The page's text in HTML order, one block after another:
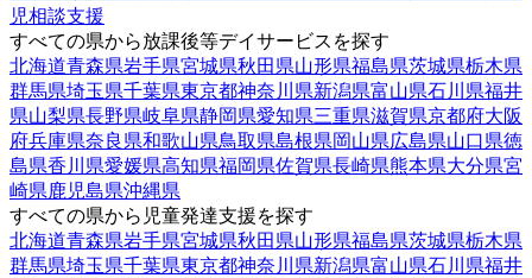
児相談支援
すべての県から放課後等デイサービスを探す
北海道青森県岩手県宮城県秋田県山形県福島県茨城県栃木県
群馬県埼玉県千葉県東京都神奈川県新潟県富山県石川県福井
県山梨県長野県岐阜県静岡県愛知県三重県滋賀県京都府大阪
府兵庫県奈良県和歌山県鳥取県島根県岡山県広島県山口県徳
島県香川県愛媛県高知県福岡県佐賀県長崎県熊本県大分県宮
崎県鹿児島県沖縄県
すべての県から児童発達支援を探す
北海道青森県岩手県宮城県秋田県山形県福島県茨城県栃木県
群馬県埼玉県千葉県東京都神奈川県新潟県富山県石川県福井